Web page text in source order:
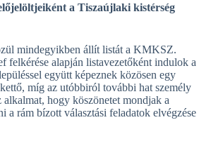
a Tiszaújlaki kistérség
mindegyikben állít listát a KMKSZ.
felkérése alapján listavezetőként indulok a
együtt képeznek közösen egy
míg az utóbbiról további hat személy
hogy köszönetet mondjak a
rám bízott választási feladatok elvégzése